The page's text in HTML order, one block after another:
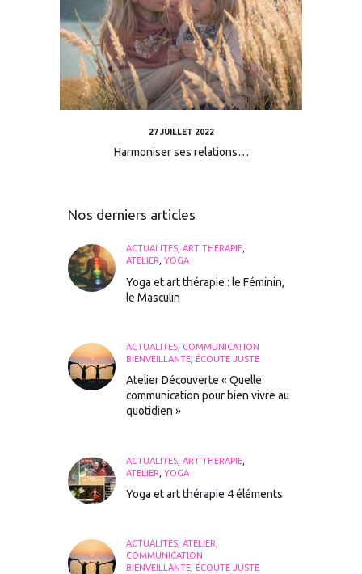
27 JUILLET 2022
Harmoniser ses relations…
Nos derniers articles
ACTUALITÉS, ART THÉRAPIE,
ATELIER YOGA
Yoga et art thérapie : le Féminin,
le Masculin
ACTUALITÉS, COMMUNICATION
BIENVEILLANTE, ÉCOUTE JUSTE
Atelier Découverte « Quelle
communication pour bien vivre au
quotidien »
ACTUALITÉS, ART THÉRAPIE,
ATELIER YOGA
Yoga et art thérapie 4 éléments
ACTUALITÉS, ATELIER
COMMUNICATION
BIENVEILLANTE, ÉCOUTE JUSTE